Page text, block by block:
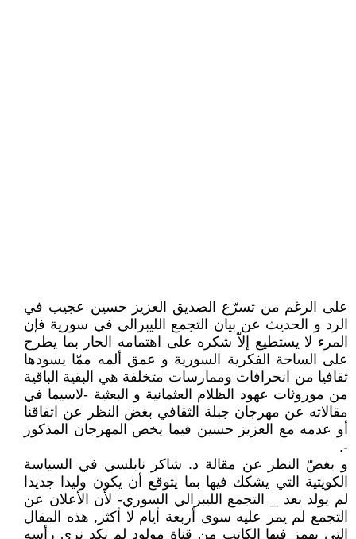
على الرغم من تسرّع الصديق العزيز حسين عجيب في
الرد و الحديث عن بيان التجمع الليبرالي في سورية فإن
المرء لا يستطيع إلاّ شكره على اهتمامه الحار بما يطرح
على الساحة الفكرية السورية و عمق ألمه ممّا يسودها
ثقافيا من انحرافات وممارسات متخلفة هي البقية الباقية
من موروثات عهود الظلام العثمانية و البعثية -لاسيما في
مقالاته عن مهرجان جبلة الثقافي بغض النظر عن اتفاقنا
أو عدمه مع العزيز حسين فيما يخص المهرجان المذكور
-.
و بغضّ النظر عن مقالة د. شاكر نابلسي في السياسة
الكويتية التي يشكك فيها بما يتوقع أن يكون وليدا جديدا
لم يولد بعد _ التجمع الليبرالي السوري- لأن الأعلان عن
التجمع لم يمر عليه سوى أربعة أيام لا أكثر, هذه المقال
التي يهمز فيها الكاتب من قناة مولود لم نكد نرى رأسه